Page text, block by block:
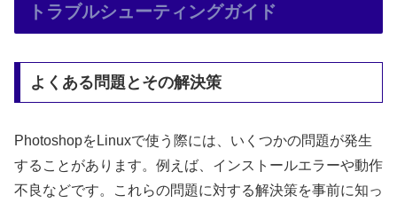
トラブルシューティングガイド
よくある問題とその解決策
PhotoshopをLinuxで使う際には、いくつかの問題が発生
することがあります。例えば、インストールエラーや動作
不良などです。これらの問題に対する解決策を事前に知っ